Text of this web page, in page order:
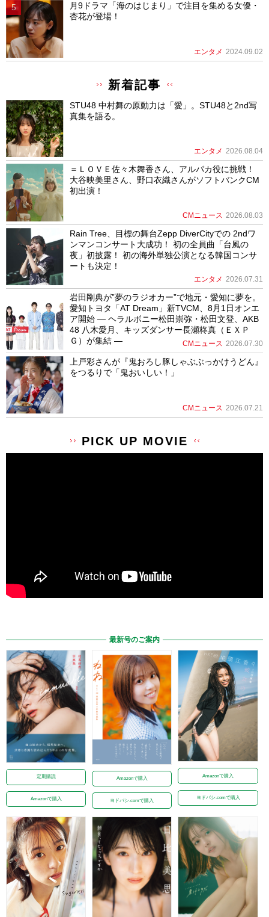
月9ドラマ「海のはじまり」で注目を集める女優・
杏花が登場！
エンタメ 2024.09.02
新着記事
STU48 中村舞の原動力は「愛」。STU48と2nd写
真集を語る。
エンタメ 2026.08.04
＝ＬＯＶＥ佐々木舞香さん、アルパカ役に挑戦！
大谷映美里さん、野口衣織さんがソフトバンクCM
初出演！
CMニュース 2026.08.03
Rain Tree、目標の舞台Zepp DiverCityでの 2ndワ
ンマンコンサート大成功！ 初の全員曲「台風の
夜」初披露！ 初の海外単独公演となる韓国コンサ
ートも決定！
エンタメ 2026.07.31
岩田剛典が”夢のラジオカー”で地元・愛知に夢を。
愛知トヨタ「AT Dream」新TVCM、8月1日オンエ
ア開始 ― ヘラルボニー松田崇弥・松田文登、AKB
48 八木愛月、キッズダンサー長瀬柊真（ＥＸＰ
Ｇ）が集結 ―
CMニュース 2026.07.30
上戸彩さんが『鬼おろし豚しゃぶぶっかけうどん』
をつるりで「鬼おいしい！」
CMニュース 2026.07.21
PICK UP MOVIE
最新号のご案内
定期購読
Amazonで購入
Amazonで購入
ヨドバシ.comで購入
Amazonで購入
ヨドバシ.comで購入